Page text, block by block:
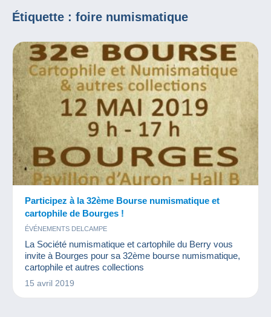
Étiquette : foire numismatique
Participez à la 32ème Bourse numismatique et
cartophile de Bourges !
ÉVÉNEMENTS DELCAMPE
La Société numismatique et cartophile du Berry vous
invite à Bourges pour sa 32ème bourse numismatique,
cartophile et autres collections
15 avril 2019